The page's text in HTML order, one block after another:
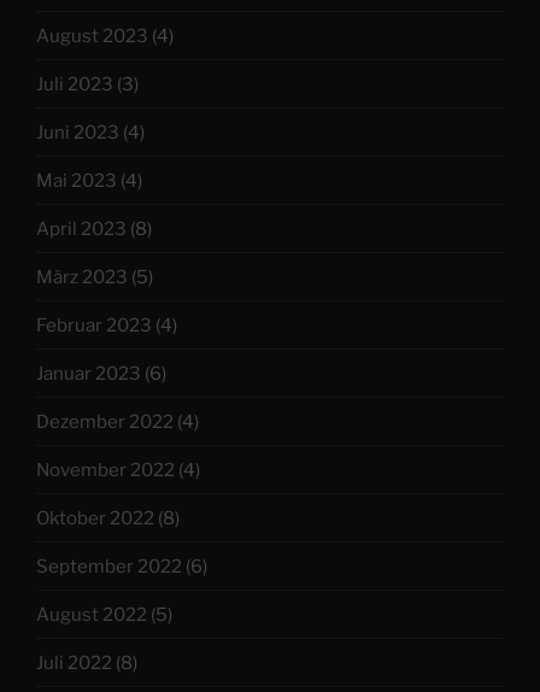
August 2023 (4)
Juli 2023 (3)
Juni 2023 (4)
Mai 2023 (4)
April 2023 (8)
März 2023 (5)
Februar 2023 (4)
Januar 2023 (6)
Dezember 2022 (4)
November 2022 (4)
Oktober 2022 (8)
September 2022 (6)
August 2022 (5)
Juli 2022 (8)